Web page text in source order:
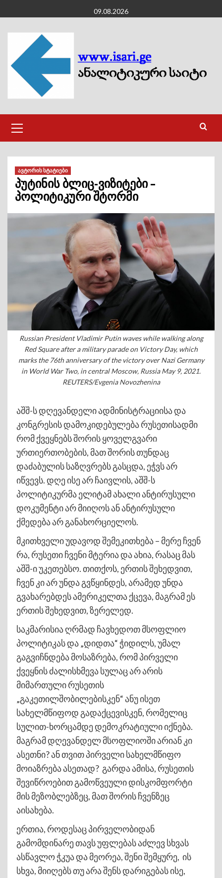
to
content
09.08.2026
Menu
ავტორის სტატიები
პუტინის ბლიც-ვიზიტები –
პოლიტიკური შტორმი
Russian President Vladimir Putin waves while walking along
Red Square after a military parade on Victory Day, which
marks the 76th anniversary of the victory over Nazi Germany
in World War Two, in central Moscow, Russia May 9, 2021.
REUTERS/Evgenia Novozhenina
აშშ-ს დღევანდელი ადმინისტრაციისა და
კონგრესის დამოკიდებულება რუსეთისადმი
რომ ქვეყნებს შორის ყოველგვარი
ურთიერთობების, მათ შორის თუნდაც
დაძაბულის საზღვრებს გასცდა, ეჭვს არ
იწვევს. დღე ისე არ ჩაივლის, აშშ-ს
პოლიტიკურმა ელიტამ ახალი ანტირუსული
დოკუმენტი არ მიიღოს ან ანტირუსული
ქმედება არ განახორციელოს.
მკითხველი უდავოდ შემეკითხება – მერე ჩვენ
რა, რუსეთი ჩვენი მტერია და ახია, რასაც მას
აშშ-ი უკეთებსო. თითქოს, ერთის შეხედვით,
ჩვენ კი არ უნდა გვწყინდეს, არამედ უნდა
გვახარებდეს ამერიკელთა ქცევა, მაგრამ ეს
ერთის შეხედვით, ზერელედ.
საკმარისია ღრმად ჩავხედოთ მსოფლიო
პოლიტიკას და „დიდთა“ ჭიდილს, უმალ
გაგვიჩნდება მოსაზრება, რომ პირველი
ქვეყნის ძალისხმევა სულაც არ არის
მიმართული რუსეთის
„გაკეთილშობილებისკენ“ ანუ ისეთ
სახელმწიფოდ გადაქცევისკენ, რომელიც
სულით-ხორცამდე დემოკრატიული იქნება.
მაგრამ დღევანდელ მსოფლიოში არიან კი
ასეთნი? ან თვით პირველი სახელმწიფო
მოიაზრება ასეთად? გარდა ამისა, რუსეთის
შევიწროებით გამოწვეული დისკომფორტი
მის მეზობლებზეც, მათ შორის ჩვენზეც
აისახება.
ერთია, როდესაც პირველობიდან
გამომდინარე თავს უფლებას აძლევ სხვას
ასწავლო ჭკუა და მეორეა, შენი შემყურე, ის
სხვა, მიიღებს თუ არა შენს დარიგებას ისე,